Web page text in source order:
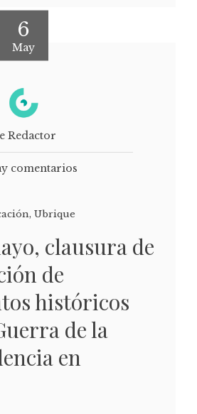
6
May
Redactor
comentarios
, Ubrique
clausura de
de
históricos
de la
en